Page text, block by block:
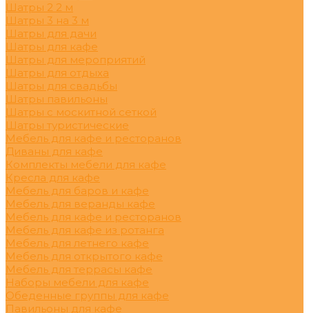
Шатры 2 2 м
Шатры 3 на 3 м
Шатры для дачи
Шатры для кафе
Шатры для мероприятий
Шатры для отдыха
Шатры для свадьбы
Шатры павильоны
Шатры с москитной сеткой
Шатры туристические
Мебель для кафе и ресторанов
Диваны для кафе
Комплекты мебели для кафе
Кресла для кафе
Мебель для баров и кафе
Мебель для веранды кафе
Мебель для кафе и ресторанов
Мебель для кафе из ротанга
Мебель для летнего кафе
Мебель для открытого кафе
Мебель для террасы кафе
Наборы мебели для кафе
Обеденные группы для кафе
Павильоны для кафе